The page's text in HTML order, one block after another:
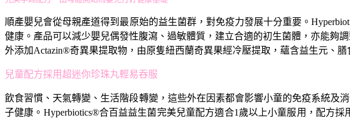
順產嬰兒會從母親產道得到最原始的益生菌群，對免疫力發展十分重要。
健康。產品可以減少嬰兒偶發性腹瀉、過敏體質，建立合適的初生菌體，亦能夠
外添加Actazin®奇異果提取物，由原隻紐西蘭奇異果經冷壓提取，蘊含益生元、
兒童配方採用超迷你珍珠丸輕易吞服
飲食習慣、天氣轉變、生活階段轉變，這些外在因素都會影響小童的免疫系統及
子健康。Hyperbiotics®合百益益生菌完美兒童配方適合1歲以上小童服用，配方